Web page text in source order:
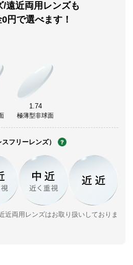
/遠近両用レンズも
円で選べます！
1.74
極薄型非球面
スフリーレンズ）
近両用レンズはお取り扱いしておりま